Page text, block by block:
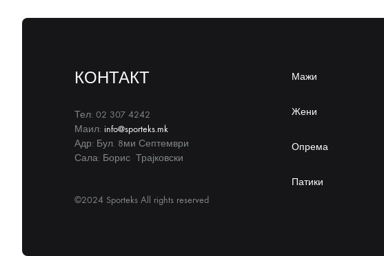
КОНТАКТ
Тел: 02 307 4242
Маил: info@sporteks.mk
Адр: Бул. 8ми Септември
Сала: Борис Трајковски
©2024 Sporteks All rights reserved
Мажи
Жени
Опрема
Патики